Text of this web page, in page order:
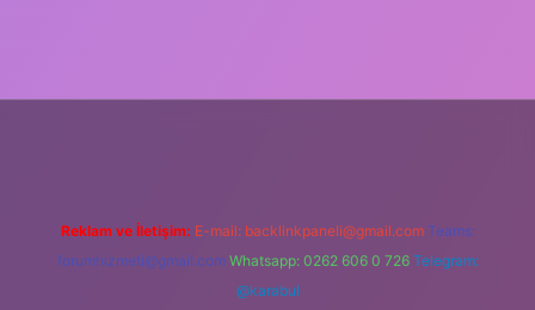
Reklam ve İletişim: E-mail: backlinkpaneli@gmail.com Teams:
forumhizmeti@gmail.com Whatsapp: 0262 606 0 726 Telegram:
@karabul